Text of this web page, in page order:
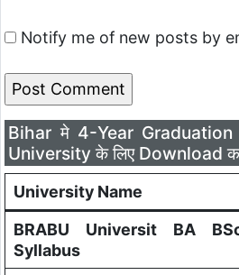
Notify me of new posts by
Bihar मे 4-Year Graduation
University के लिए Download
University Name
BRABU Universit BA
Syllabus